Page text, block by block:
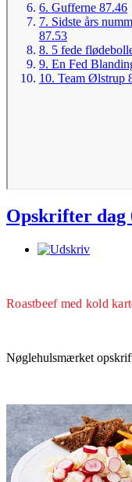
Opskrifter dag
Roastbeef med kold
Nøglehulsmærket